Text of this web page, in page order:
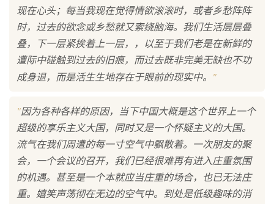
现在心头；每当我现在觉得情欲滚滚时，或者乡愁阵阵
时，过去的欲念或乡愁就又索绕脑海。我们生活层层叠
叠，下一层紧挨着上一层，，以至于我们老是在新鲜的
遭际中碰触到过去的旧痕，而过去既非完美无缺也不功
成身退，而是活生生地存在于眼前的现实中。
"
"因为各种各样的原因，当下中国大概是这个世界上一个
超级的享乐主义大国，同时又是一个怀疑主义的大国。
流气在我们周遭的每一寸空气中飘散着。一次朋友的聚
会，一个会议的召开，我们已经很难再有进入庄重氛围
的机遇。甚至是一个本就应当庄重的场合，也已无法庄
重。嬉笑声荡彻在无边的空气中。到处是低级趣味的消